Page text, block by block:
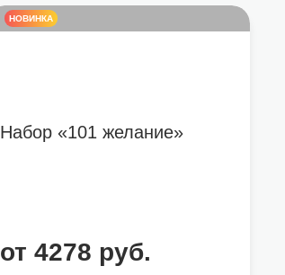
НОВИНКА
Набор «101 желание»
от 4278 руб.